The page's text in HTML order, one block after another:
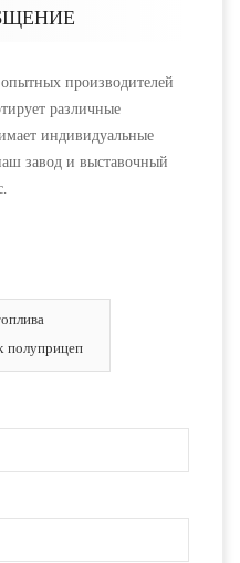
производителей
различные
индивидуальные
завод и выставочный
полуприцеп